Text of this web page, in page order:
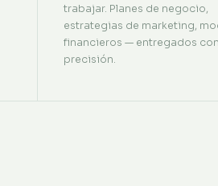
trabajar. Planes de negocio,
estrategias de marketing,
financieros — entregados con
precisión.